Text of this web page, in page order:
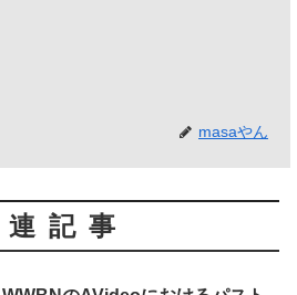
masaやん
連記事